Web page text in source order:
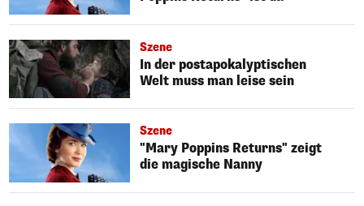
Szene
In der postapokalyptischen
Welt muss man leise sein
Szene
"Mary Poppins Returns" zeigt
die magische Nanny